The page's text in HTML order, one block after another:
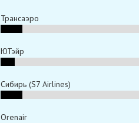
Трансаэро
ЮТэйр
Сибирь (S7 Airlines)
Orenair